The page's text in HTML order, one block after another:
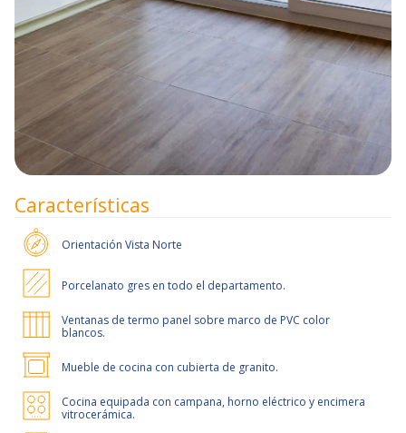
Características
Orientación Vista Norte
Porcelanato gres en todo el departamento.
Ventanas de termo panel sobre marco de PVC color
blancos.
Mueble de cocina con cubierta de granito.
Cocina equipada con campana, horno eléctrico y encimera
vitrocerámica.